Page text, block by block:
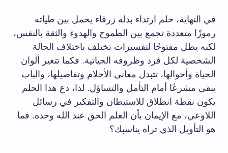
في النهاية، حلم ارتداء بدلة زرقاء يحمل بين طياته
رموزًا متعددة تجمع بين الطموح والهدوء والثقة بالنفس،
لكنه يظل مفتوحًا لتفسيرات تختلف باختلاف الحالة
الشخصية لكل فرد وظروفه الحياتية. فكما تتغير ألوان
الحياة وأحوالها، تتبدل معاني الأحلام وتفاصيلها، والباب
يبقى مشرعًا أمام التأمل والتساؤل. لذا، دع هذا الحلم
يكون نقطة انطلاق للاستبطان والتفكير في رسائل
اللاوعي، مع الإيمان بأن العلم الحق عند الله وحده. فما
هو التأويل الذي تراه يناسبك؟